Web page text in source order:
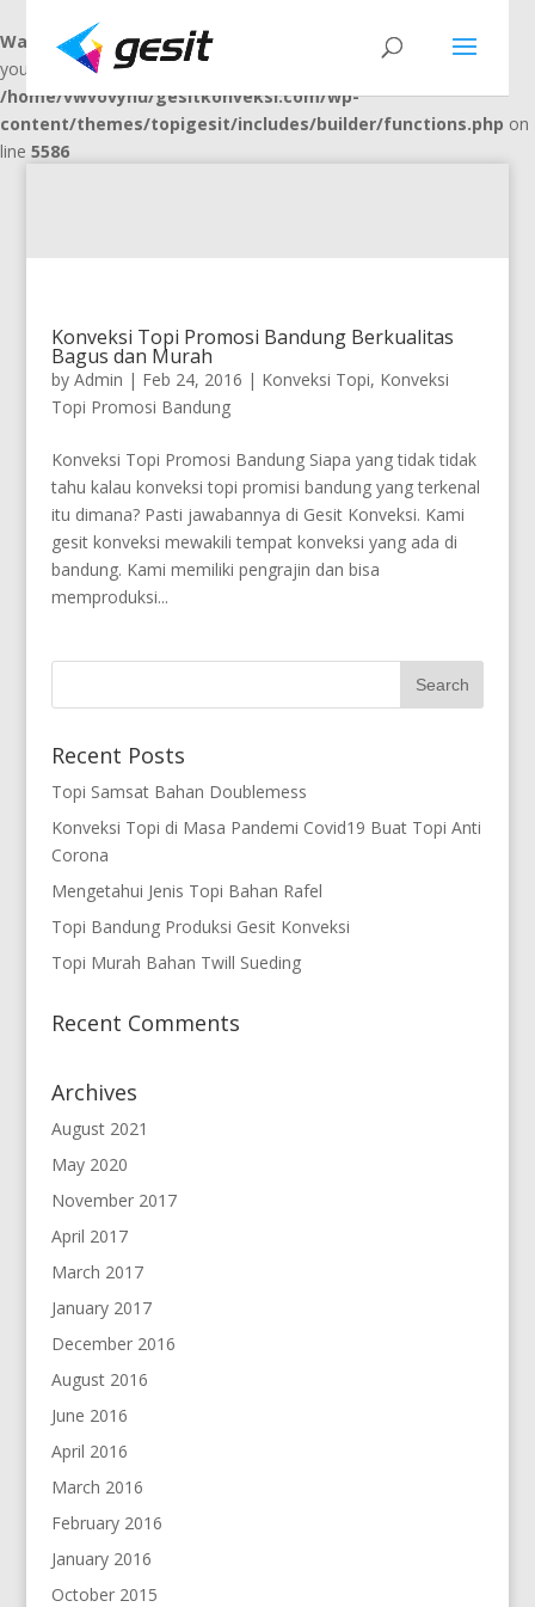
Warning: "continue" targeting switch is equivalent to "break". Did
you mean to use "continue 2"? in
/home/vwvovynu/gesitkonveksi.com/wp-
content/themes/topigesit/includes/builder/functions.php on
line 5586
Konveksi Topi Promosi Bandung Berkualitas
Bagus dan Murah
by Admin | Feb 24, 2016 | Konveksi Topi, Konveksi
Topi Promosi Bandung
Konveksi Topi Promosi Bandung Siapa yang tidak tidak
tahu kalau konveksi topi promisi bandung yang terkenal
itu dimana? Pasti jawabannya di Gesit Konveksi. Kami
gesit konveksi mewakili tempat konveksi yang ada di
bandung. Kami memiliki pengrajin dan bisa
memproduksi...
Recent Posts
Topi Samsat Bahan Doublemess
Konveksi Topi di Masa Pandemi Covid19 Buat Topi Anti
Corona
Mengetahui Jenis Topi Bahan Rafel
Topi Bandung Produksi Gesit Konveksi
Topi Murah Bahan Twill Sueding
Recent Comments
Archives
August 2021
May 2020
November 2017
April 2017
March 2017
January 2017
December 2016
August 2016
June 2016
April 2016
March 2016
February 2016
January 2016
October 2015